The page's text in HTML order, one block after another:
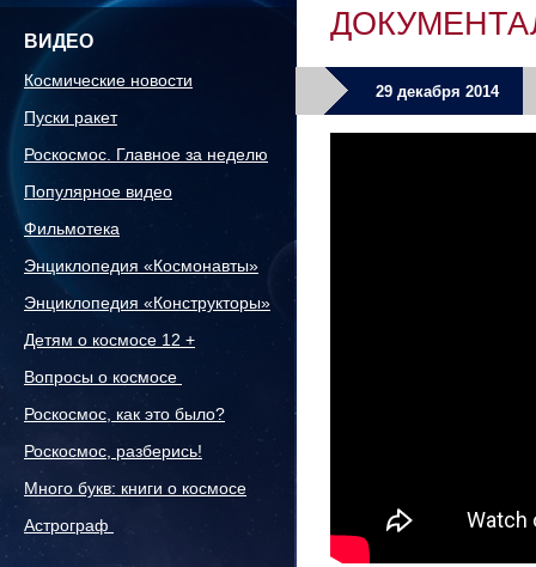
ВИДЕО
Космические новости
Пуски ракет
Роскосмос. Главное за неделю
Популярное видео
Фильмотека
Энциклопедия «Космонавты»
Энциклопедия «Конструкторы»
Детям о космосе 12 +
Вопросы о космосе
Роскосмос, как это было?
Роскосмос, разберись!
Много букв: книги о космосе
Астрограф
29 декабря 2014